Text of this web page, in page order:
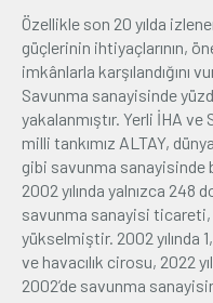
Özellikle son 20 yılda
güçlerinin ihtiyaçlarının,
imkânlarla karşılandığını
Savunma sanayisinde
yakalanmıştır. Yerli İHA
milli tankımız ALTAY,
gibi savunma
2002 yılında yalnızca 248
savunma sanayisi ticareti,
yükselmiştir. 2002 yılında
ve havacılık cirosu, 2022
2002’de savunma